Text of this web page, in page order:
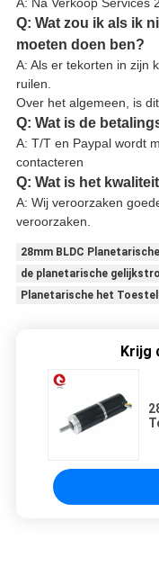
A: Na Verkoop Services
Q: Wat zou ik als ik
moeten doen ben?
A: Als er tekorten in zijn
ruilen.
Over het algemeen, is
Q: Wat is de
A: T/T en Paypal wordt
contacteren
Q: Wat is het
A: Wij veroorzaken
veroorzaken.
28mm BLDC
de planetarische
Planetarische het
Krijg